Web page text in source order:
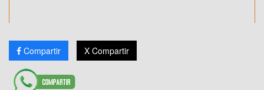
Compartir X Compartir